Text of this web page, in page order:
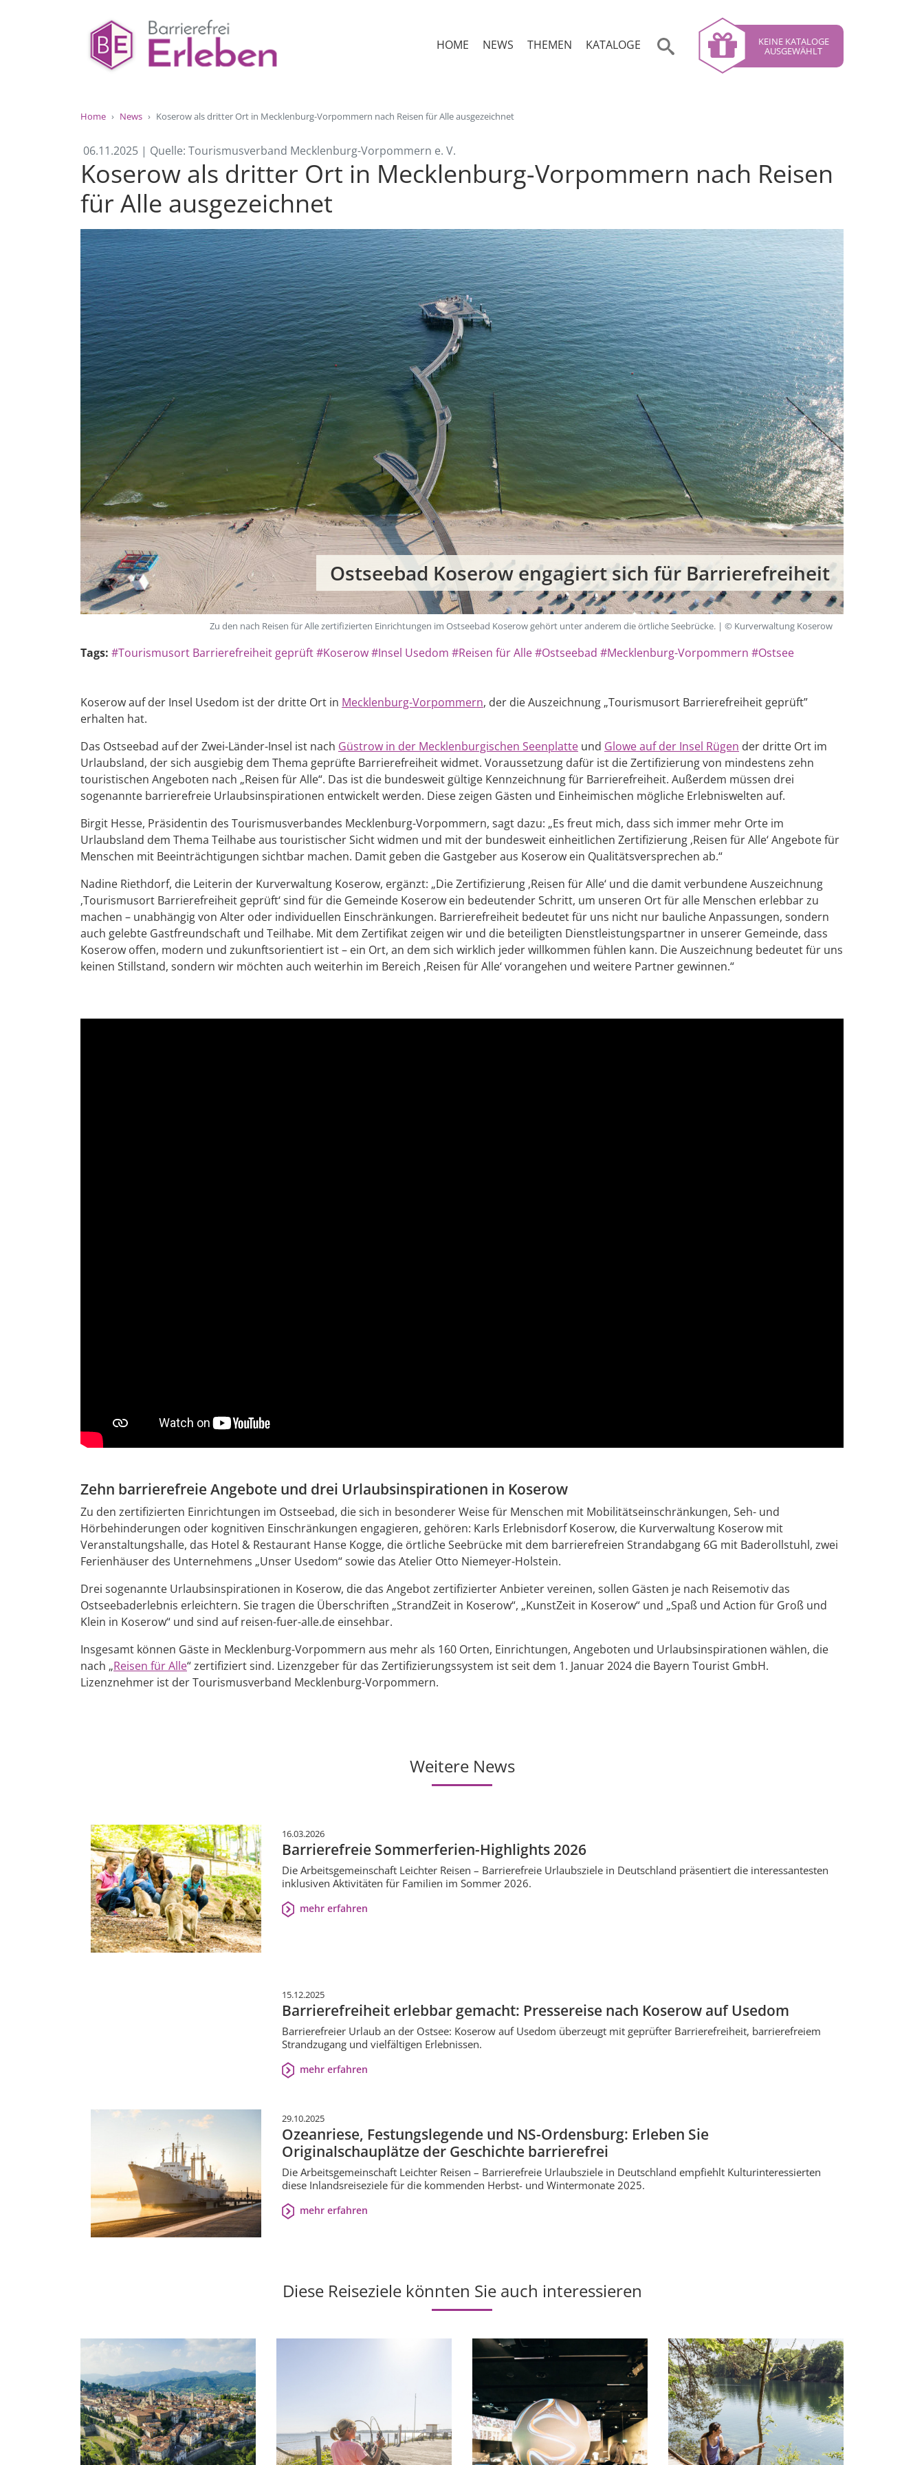
HOME NEWS THEMEN KATALOGE KEINE KATALOGE
AUSGEWÄHLT
Home News Koserow als dritter Ort in Mecklenburg-Vorpommern nach Reisen für Alle ausgezeichnet
06.11.2025 | Quelle: Tourismusverband Mecklenburg-Vorpommern e. V.
Koserow als dritter Ort in Mecklenburg-Vorpommern nach Reisen
für Alle ausgezeichnet
Ostseebad Koserow engagiert sich für Barrierefreiheit
Zu den nach Reisen für Alle zertifizierten Einrichtungen im Ostseebad Koserow gehört unter anderem die örtliche Seebrücke. | © Kurverwaltung Koserow
Tags: #Tourismusort Barrierefreiheit geprüft#Koserow#Insel Usedom #Reisen für Alle#Ostseebad #Mecklenburg-Vorpommern #Ostsee
Koserow auf der Insel Usedom ist der dritte Ort in Mecklenburg-Vorpommern, der die Auszeichnung „Tourismusort Barrierefreiheit geprüft”
erhalten hat.
Das Ostseebad auf der Zwei-Länder-Insel ist nach Güstrow in der Mecklenburgischen Seenplatte und Glowe auf der Insel Rügen der dritte Ort im
Urlaubsland, der sich ausgiebig dem Thema geprüfte Barrierefreiheit widmet. Voraussetzung dafür ist die Zertifizierung von mindestens zehn
touristischen Angeboten nach „Reisen für Alle“. Das ist die bundesweit gültige Kennzeichnung für Barrierefreiheit. Außerdem müssen drei
sogenannte barrierefreie Urlaubsinspirationen entwickelt werden. Diese zeigen Gästen und Einheimischen mögliche Erlebniswelten auf.
Birgit Hesse, Präsidentin des Tourismusverbandes Mecklenburg-Vorpommern, sagt dazu: „Es freut mich, dass sich immer mehr Orte im
Urlaubsland dem Thema Teilhabe aus touristischer Sicht widmen und mit der bundesweit einheitlichen Zertifizierung ‚Reisen für Alle‘ Angebote für
Menschen mit Beeinträchtigungen sichtbar machen. Damit geben die Gastgeber aus Koserow ein Qualitätsversprechen ab.“
Nadine Riethdorf, die Leiterin der Kurverwaltung Koserow, ergänzt: „Die Zertifizierung ‚Reisen für Alle‘ und die damit verbundene Auszeichnung
‚Tourismusort Barrierefreiheit geprüft‘ sind für die Gemeinde Koserow ein bedeutender Schritt, um unseren Ort für alle Menschen erlebbar zu
machen – unabhängig von Alter oder individuellen Einschränkungen. Barrierefreiheit bedeutet für uns nicht nur bauliche Anpassungen, sondern
auch gelebte Gastfreundschaft und Teilhabe. Mit dem Zertifikat zeigen wir und die beteiligten Dienstleistungspartner in unserer Gemeinde, dass
Koserow offen, modern und zukunftsorientiert ist – ein Ort, an dem sich wirklich jeder willkommen fühlen kann. Die Auszeichnung bedeutet für uns
keinen Stillstand, sondern wir möchten auch weiterhin im Bereich ‚Reisen für Alle‘ vorangehen und weitere Partner gewinnen.“
Zehn barrierefreie Angebote und drei Urlaubsinspirationen in Koserow
Zu den zertifizierten Einrichtungen im Ostseebad, die sich in besonderer Weise für Menschen mit Mobilitätseinschränkungen, Seh- und
Hörbehinderungen oder kognitiven Einschränkungen engagieren, gehören: Karls Erlebnisdorf Koserow, die Kurverwaltung Koserow mit
Veranstaltungshalle, das Hotel & Restaurant Hanse Kogge, die örtliche Seebrücke mit dem barrierefreien Strandabgang 6G mit Baderollstuhl, zwei
Ferienhäuser des Unternehmens „Unser Usedom“ sowie das Atelier Otto Niemeyer-Holstein.
Drei sogenannte Urlaubsinspirationen in Koserow, die das Angebot zertifizierter Anbieter vereinen, sollen Gästen je nach Reisemotiv das
Ostseebaderlebnis erleichtern. Sie tragen die Überschriften „StrandZeit in Koserow“, „KunstZeit in Koserow“ und „Spaß und Action für Groß und
Klein in Koserow“ und sind auf reisen-fuer-alle.de einsehbar.
Insgesamt können Gäste in Mecklenburg-Vorpommern aus mehr als 160 Orten, Einrichtungen, Angeboten und Urlaubsinspirationen wählen, die
nach „Reisen für Alle“ zertifiziert sind. Lizenzgeber für das Zertifizierungssystem ist seit dem 1. Januar 2024 die Bayern Tourist GmbH.
Lizenznehmer ist der Tourismusverband Mecklenburg-Vorpommern.
Weitere News
16.03.2026
Barrierefreie Sommerferien-Highlights 2026
Die Arbeitsgemeinschaft Leichter Reisen – Barrierefreie Urlaubsziele in Deutschland präsentiert die interessantesten
inklusiven Aktivitäten für Familien im Sommer 2026.
mehr erfahren
15.12.2025
Barrierefreiheit erlebbar gemacht: Pressereise nach Koserow auf Usedom
Barrierefreier Urlaub an der Ostsee: Koserow auf Usedom überzeugt mit geprüfter Barrierefreiheit, barrierefreiem
Strandzugang und vielfältigen Erlebnissen.
mehr erfahren
29.10.2025
Ozeanriese, Festungslegende und NS-Ordensburg: Erleben Sie
Originalschauplätze der Geschichte barrierefrei
Die Arbeitsgemeinschaft Leichter Reisen – Barrierefreie Urlaubsziele in Deutschland empfiehlt Kulturinteressierten
diese Inlandsreiseziele für die kommenden Herbst- und Wintermonate 2025.
mehr erfahren
Diese Reiseziele könnten Sie auch interessieren